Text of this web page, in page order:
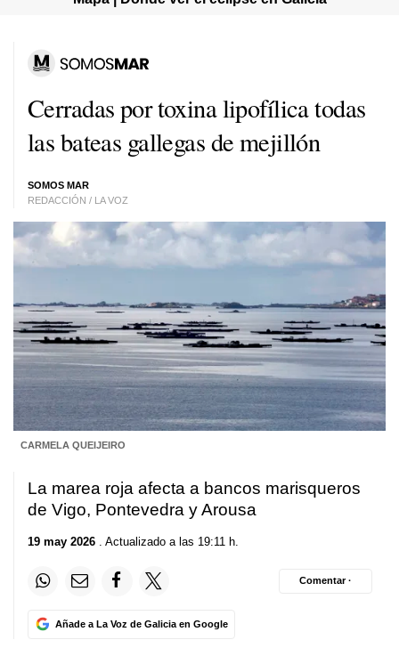
Cerradas por toxina lipofílica todas
las bateas gallegas de mejillón
SOMOS MAR
REDACCIÓN / LA VOZ
CARMELA QUEIJEIRO
La marea roja afecta a bancos marisqueros
de Vigo, Pontevedra y Arousa
19 may 2026 . Actualizado a las 19:11 h.
Añade a La Voz de Galicia en Google
Comentar ·